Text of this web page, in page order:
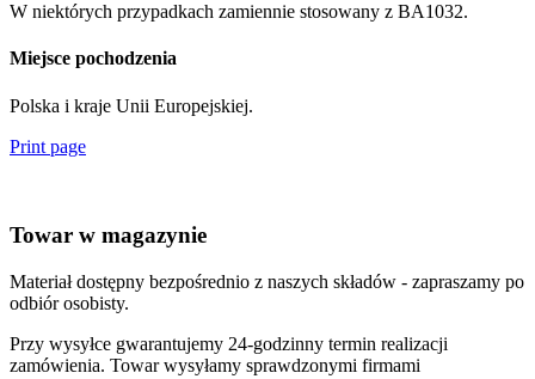
W niektórych przypadkach zamiennie stosowany z BA1032.
Miejsce pochodzenia
Polska i kraje Unii Europejskiej.
Print page
Towar w magazynie
Materiał dostępny bezpośrednio z naszych składów - zapraszamy po
odbiór osobisty.
Przy wysyłce gwarantujemy 24-godzinny termin realizacji
zamówienia. Towar wysyłamy sprawdzonymi firmami